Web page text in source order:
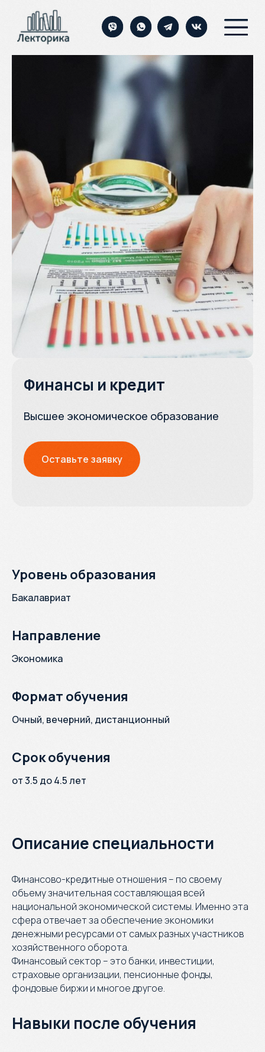
Финансы и кредит
Высшее экономическое образование
Оставьте заявку
Уровень образования
Бакалавриат
Направление
Экономика
Формат обучения
Очный, вечерний, дистанционный
Срок обучения
от 3.5 до 4.5 лет
Описание специальности
Финансово-кредитные отношения – по своему
объему значительная составляющая всей
национальной экономической системы. Именно эта
сфера отвечает за обеспечение экономики
денежными ресурсами от самых разных участников
хозяйственного оборота.
Финансовый сектор – это банки, инвестиции,
страховые организации, пенсионные фонды,
фондовые биржи и многое другое.
Навыки после обучения